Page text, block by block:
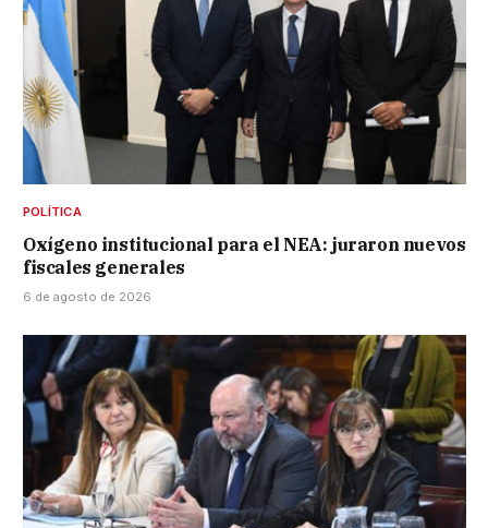
POLÍTICA
Oxígeno institucional para el NEA: juraron nuevos
fiscales generales
6 de agosto de 2026